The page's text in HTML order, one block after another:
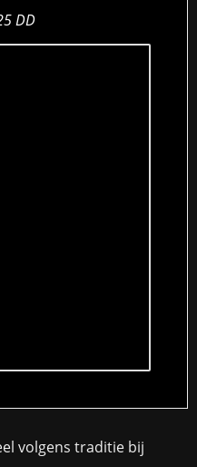
DD
volgens traditie bij